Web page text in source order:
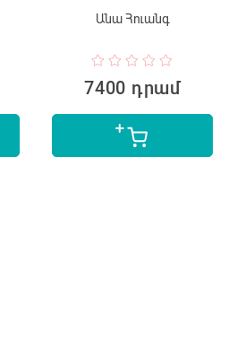
Անա Հուանգ
7400 դրամ